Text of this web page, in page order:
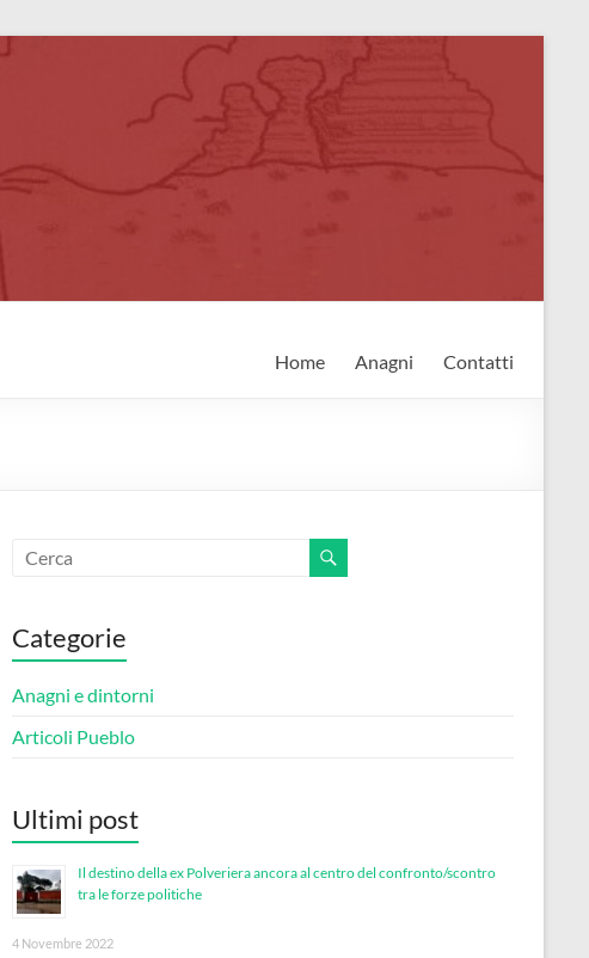
Home Anagni Contatti
Categorie
Anagni e dintorni
Articoli Pueblo
Ultimi post
Il destino della ex Polveriera ancora al centro del confronto/scontro
tra le forze politiche
4 Novembre 2022